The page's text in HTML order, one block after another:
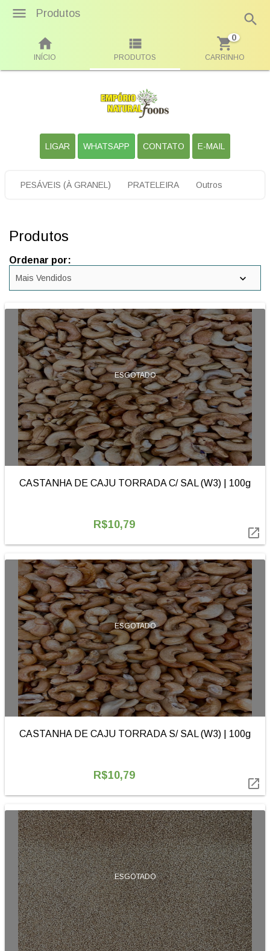
Produtos
INÍCIO PRODUTOS CARRINHO
0
LIGAR WHATSAPP CONTATO E-MAIL
PESÁVEIS (À GRANEL) PRATELEIRA Outros
Produtos
Ordenar por:
ESGOTADO
CASTANHA DE CAJU TORRADA C/ SAL (W3) | 100g
R$10,79

ESGOTADO
CASTANHA DE CAJU TORRADA S/ SAL (W3) | 100g
R$10,79

ESGOTADO